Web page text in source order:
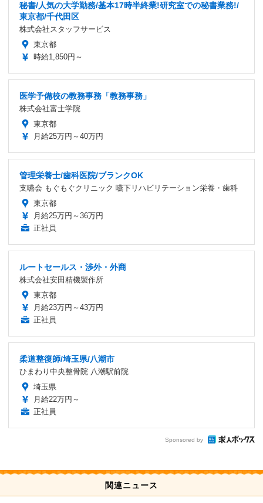
秘書/人気の大学勤務/基本17時半終業!研究室での秘書業務!/
東京都/千代田区
株式会社スタッフサービス
東京都
時給1,850円～
医学予備校の教務事務「教務事務」
株式会社富士学院
東京都
月給25万円～40万円
管理栄養士/歯科医院/ブランクOK
支嚥会 もぐもぐクリニック 嚥下リハビリテーション栄養・歯科
東京都
月給25万円～36万円
正社員
ルートセールス・渉外・外商
株式会社安田精機製作所
東京都
月給23万円～43万円
正社員
柔道整復師/埼玉県/八潮市
ひまわり中央整骨院 八潮駅前院
埼玉県
月給22万円～
正社員
Sponsored by
関連ニュース